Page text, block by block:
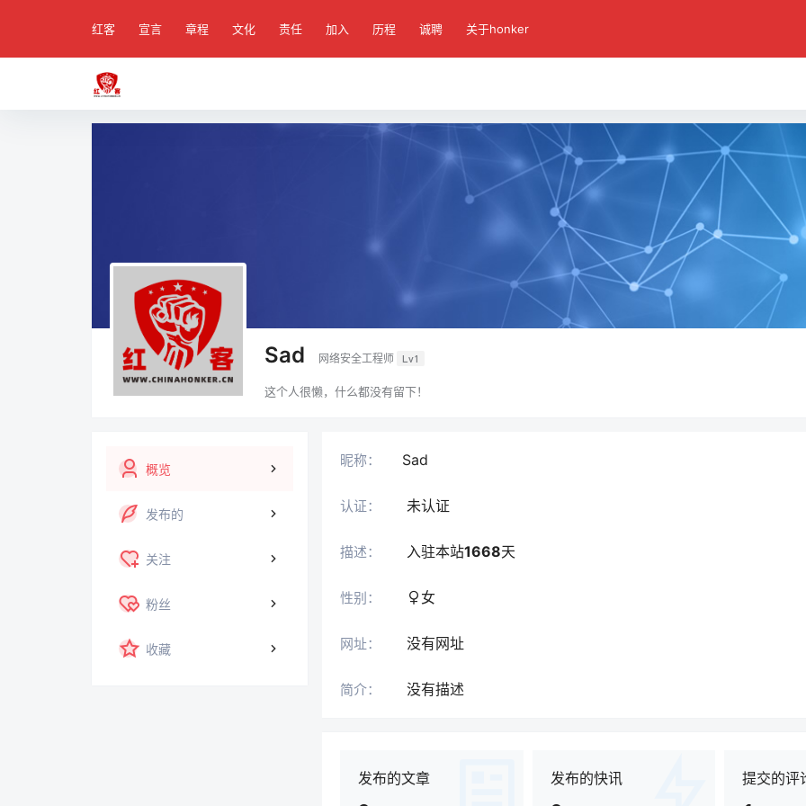
红客 宣言 章程 文化 责任 加入 历程 诚聘 关于honker
Sad 网络安全工程师 Lv1
这个人很懒，什么都没有留下！
概览
发布的
关注
粉丝
收藏
昵称： Sad
认证： 未认证
描述： 入驻本站1668天
性别： 女
网址： 没有网址
简介： 没有描述
发布的文章 发布的快讯 提交的评